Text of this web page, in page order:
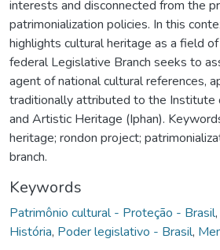
interests and disconnected from the
patrimonialization policies. In this
highlights cultural heritage as a field
federal Legislative Branch seeks to
agent of national cultural references,
traditionally attributed to the Institute
and Artistic Heritage (Iphan).
heritage; rondon project;
branch.
Keywords
Patrimônio cultural - Proteção - Brasil,
História, Poder legislativo - Brasil,